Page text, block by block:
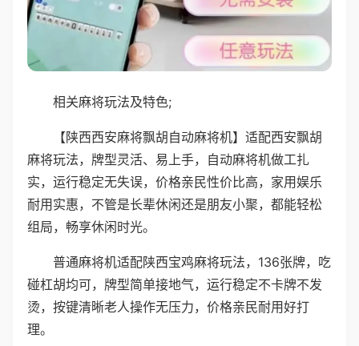
相关麻将玩法及特色;
【陕西西安麻将飘胡自动麻将机】适配西安飘胡
麻将玩法，牌型灵活、易上手，自动麻将机做工扎
实，运行稳定无失误，价格亲民性价比高，家用娱乐
耐用实惠，不管是长辈休闲还是朋友小聚，都能轻松
组局，畅享休闲时光。
普通麻将机适配陕西宝鸡麻将玩法，136张牌，吃
碰杠胡均可，牌型简单接地气，运行稳定不卡牌不发
烫，按键清晰老人操作无压力，价格亲民耐用好打
理。